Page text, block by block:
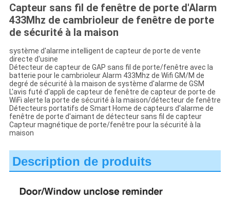
DE
LA
PRIVÉE
Capteur sans fil de fenêtre de porte d'Alarm
433Mhz de cambrioleur de fenêtre de porte
de sécurité à la maison
système d'alarme intelligent de capteur de porte de vente
directe d'usine
Détecteur de capteur de GAP sans fil de porte/fenêtre avec la
batterie pour le cambrioleur Alarm 433Mhz de Wifi GM/M de
degré de sécurité à la maison de système d'alarme de GSM
L'avis futé d'appli de capteur de fenêtre de capteur de porte de
WiFi alerte la porte de sécurité à la maison/détecteur de fenêtre
Détecteurs portatifs de Smart Home de capteurs d'alarme de
fenêtre de porte d'aimant de détecteur sans fil de capteur
Capteur magnétique de porte/fenêtre pour la sécurité à la
maison
Description de produits